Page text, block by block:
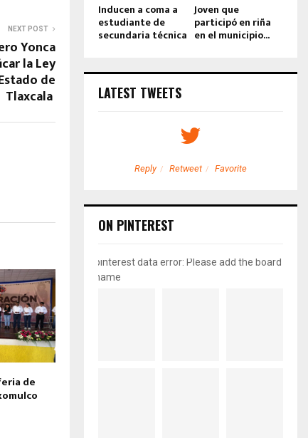
NEXT POST
Yonca
la Ley
de
Tlaxcala
de
Inducen a coma a
estudiante de
secundaria técnica
Joven que
participó en riña
en el municipio...
LATEST TWEETS
Reply Retweet Favorite
ON PINTEREST
pinterest data error: Please add the board
name